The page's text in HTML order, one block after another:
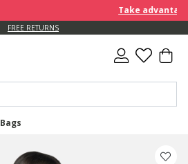
Take advantage of
FREE RETURNS
Bags